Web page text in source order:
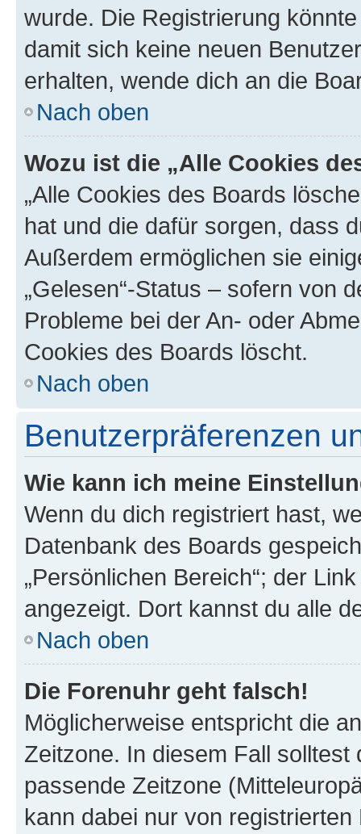
wurde. Die Registrierung
damit sich keine neuen
erhalten, wende dich an die
Nach oben
Wozu ist die „Alle Cookies
„Alle Cookies des Boards
hat und die dafür sorgen, dass
Außerdem ermöglichen sie
„Gelesen“-Status – sofern von
Probleme bei der An- oder
Cookies des Boards löscht.
Nach oben
Benutzerpräferenzen
Wie kann ich meine
Wenn du dich registriert hast,
Datenbank des Boards
„Persönlichen Bereich“; der
angezeigt. Dort kannst du alle
Nach oben
Die Forenuhr geht falsch!
Möglicherweise entspricht die
Zeitzone. In diesem Fall solltest
passende Zeitzone
kann dabei nur von